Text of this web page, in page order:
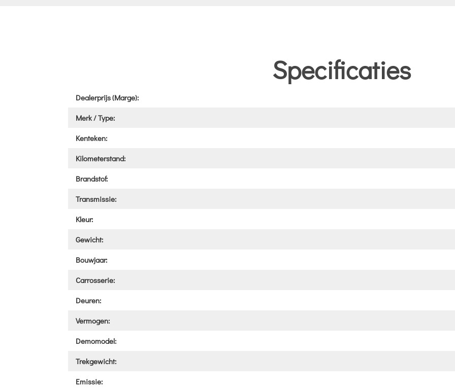
Specificaties
Dealerprijs (Marge):
Merk / Type:
Kenteken:
Kilometerstand:
Brandstof:
Transmissie:
Kleur:
Gewicht:
Bouwjaar:
Carrosserie:
Deuren:
Vermogen:
Demomodel:
Trekgewicht:
Emissie: